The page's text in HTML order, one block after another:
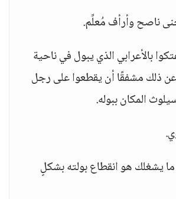
ناصح وأرأف مُعلِّم.
بالأعرابي الذي يبول في ناحية
ذلك مشفقًا أن يقطعوا على رجل
المكان ببوله.
يشغلك هو انقطاع بولته بشكلٍ